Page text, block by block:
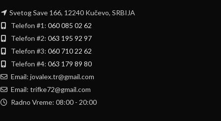
Svetog Save 166, 12240 Kučevo, SRBIJA
Telefon #1: 060 085 02 62
Telefon #2: 063 195 92 97
Telefon #3: 060 710 22 62
Telefon #4: 063 179 89 80
Email: jovalex.tr@gmail.com
Email: trifke72@gmail.com
Radno Vreme: 08:00 - 20:00